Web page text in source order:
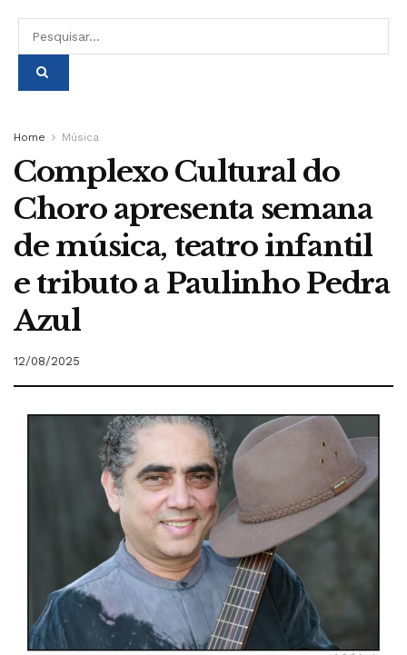
Home Música
Complexo Cultural do
Choro apresenta semana
de música, teatro infantil
e tributo a Paulinho Pedra
Azul
12/08/2025